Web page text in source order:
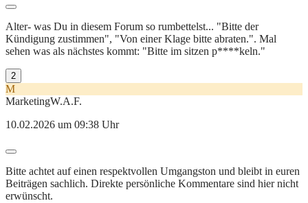
Alter- was Du in diesem Forum so rumbettelst... "Bitte der
Kündigung zustimmen", "Von einer Klage bitte abraten.". Mal
sehen was als nächstes kommt: "Bitte im sitzen p****keln."
2
M
MarketingW.A.F.
10.02.2026 um 09:38 Uhr
Bitte achtet auf einen respektvollen Umgangston und bleibt in euren
Beiträgen sachlich. Direkte persönliche Kommentare sind hier nicht
erwünscht.